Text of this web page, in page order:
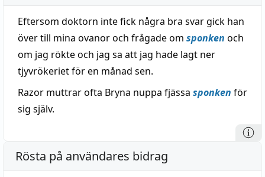
Eftersom doktorn inte fick några bra svar gick han
över till mina ovanor och frågade om sponken och
om jag rökte och jag sa att jag hade lagt ner
tjyvrökeriet för en månad sen.
Razor muttrar ofta Bryna nuppa fjässa sponken för
sig själv.
Rösta på användares bidrag